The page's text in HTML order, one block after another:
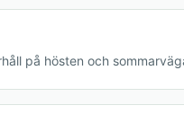
på hösten och